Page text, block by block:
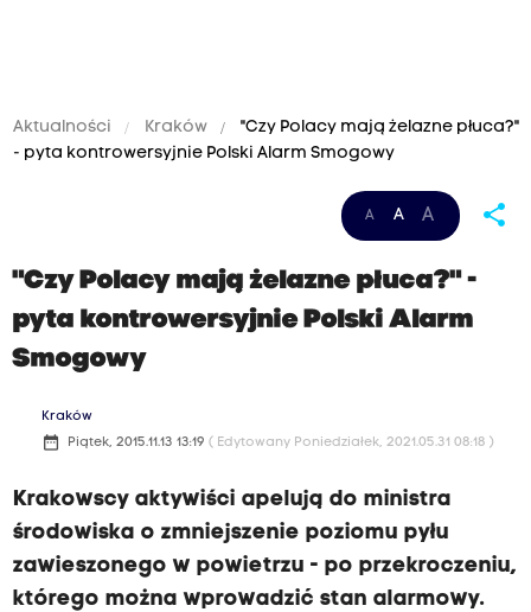
Aktualności Kraków
"Czy Polacy mają żelazne płuca?"
- pyta kontrowersyjnie Polski Alarm Smogowy
A A A share
"Czy Polacy mają żelazne płuca?" -
pyta kontrowersyjnie Polski Alarm
Smogowy
Kraków
date_range Piątek, 2015.11.13 13:19 ( Edytowany Poniedziałek, 2021.05.31 08:18 )
Krakowscy aktywiści apelują do ministra
środowiska o zmniejszenie poziomu pyłu
zawieszonego w powietrzu - po przekroczeniu,
którego można wprowadzić stan alarmowy.